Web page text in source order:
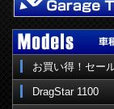
お買い得！セー
DragStar 1100